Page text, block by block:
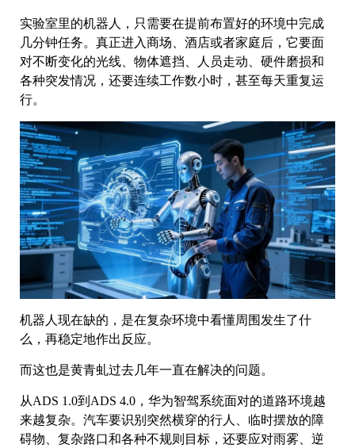
实验室里的机器人，只需要在提前布置好的环境中完成
几分钟任务。真正进入商场、酒店或者家庭后，它要面
对不断变化的光线、物体遮挡、人员走动、硬件磨损和
各种突发情况，还要连续工作数小时，甚至每天重复运
行。
机器人现在缺的，是在复杂环境中看懂周围发生了什
么，再稳定地作出反应。
而这也是黄青虬过去几年一直在解决的问题。
从ADS 1.0到ADS 4.0，华为智驾系统面对的道路环境越
来越复杂。汽车要识别突然横穿的行人、临时摆放的障
碍物、复杂路口和各种不规则目标，还要应对雨雾、逆